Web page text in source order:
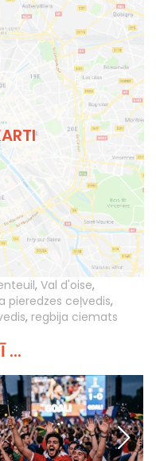
, Val d'oise,
pieredzes ceļvedis,
, regbija ciemats
...